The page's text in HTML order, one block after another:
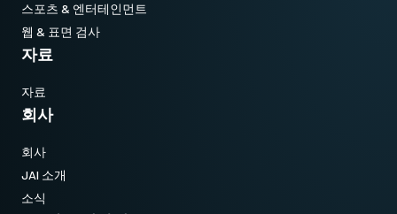
스포츠 & 엔터테인먼트
웹 & 표면 검사
자료
자료
회사
회사
JAI 소개
소식